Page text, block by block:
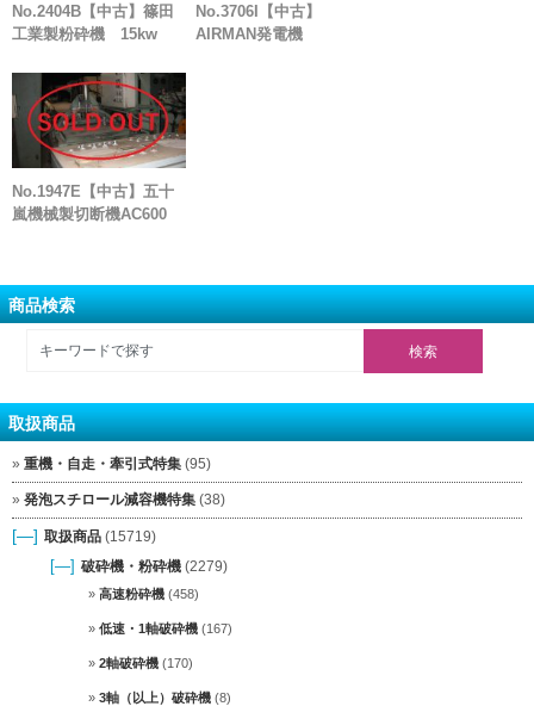
No.2404B【中古】篠田
工業製粉砕機 15kw
No.3706I【中古】
AIRMAN発電機
No.1947E【中古】五十
嵐機械製切断機AC600
商品検索
取扱商品
重機・自走・牽引式特集 (95)
発泡スチロール減容機特集 (38)
[—] 取扱商品 (15719)
[—] 破砕機・粉砕機 (2279)
高速粉砕機 (458)
低速・1軸破砕機 (167)
2軸破砕機 (170)
3軸（以上）破砕機 (8)